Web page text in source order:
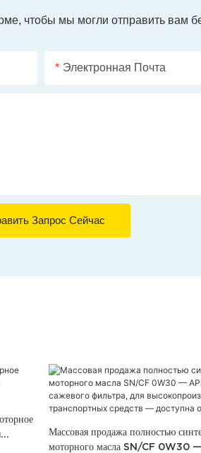
чтобы мы могли отправить вам
Электронная Почта
Запрос Сейчас
Массовая продажа полностью
моторного масла SN/CF 0W30